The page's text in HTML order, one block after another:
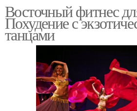
Восточный фитнес
Похудение с
танцами